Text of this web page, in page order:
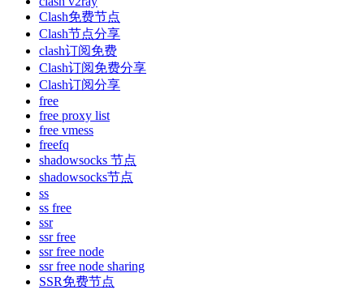
Clash免费节点
Clash节点分享
clash订阅免费
Clash订阅免费分享
Clash订阅分享
free
free proxy list
free vmess
freefq
shadowsocks 节点
shadowsocks节点
ss
ss free
ssr
ssr free
ssr free node
ssr free node sharing
SSR免费节点